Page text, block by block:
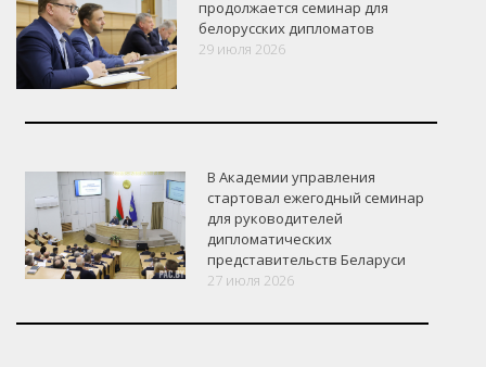
продолжается семинар для
белорусских дипломатов
29 июля 2026
В Академии управления
стартовал ежегодный семинар
для руководителей
дипломатических
представительств Беларуси
27 июля 2026